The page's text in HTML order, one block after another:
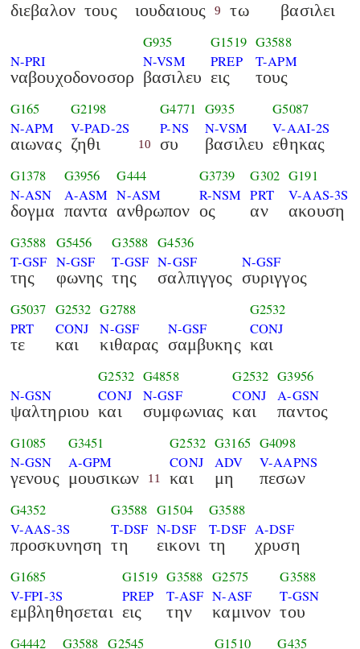
διεβαλον τους ιουδαιους 9 τω βασιλει
N-PRI
ναβουχοδονοσορ
G935
N-VSM
βασιλευ
G1519
PREP
εις
G3588
T-APM
τους
G165
N-APM
αιωνας
G2198
V-PAD-2S
ζηθι 10
G4771
P-NS
συ
G935
N-VSM
βασιλευ
G5087
V-AAI-2S
εθηκας
G1378
N-ASN
δογμα
G3956
A-ASM
παντα
G444
N-ASM
ανθρωπον
G3739
R-NSM
ος
G302
PRT
αν
G191
V-AAS-3S
ακουση
G3588
T-GSF
της
G5456
N-GSF
φωνης
G3588
T-GSF
της
G4536
N-GSF
σαλπιγγος
N-GSF
συριγγος
G5037
PRT
τε
G2532
CONJ
και
G2788
N-GSF
κιθαρας
N-GSF
σαμβυκης
G2532
CONJ
και
N-GSN
ψαλτηριου
G2532
CONJ
και
G4858
N-GSF
συμφωνιας
G2532
CONJ
και
G3956
A-GSN
παντος
G1085
N-GSN
γενους
G3451
A-GPM
μουσικων 11
G2532
CONJ
και
G3165
ADV
μη
G4098
V-AAPNS
πεσων
G4352
V-AAS-3S
προσκυνηση
G3588
T-DSF
τη
G1504
N-DSF
εικονι
G3588
T-DSF
τη
A-DSF
χρυση
G1685
V-FPI-3S
εμβληθησεται
G1519
PREP
εις
G3588
T-ASF
την
G2575
N-ASF
καμινον
G3588
T-GSN
του
G4442
G3588 G2545
G1510
G435